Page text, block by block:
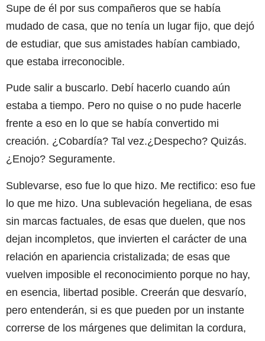
Supe de él por sus compañeros que se había
mudado de casa, que no tenía un lugar fijo, que dejó
de estudiar, que sus amistades habían cambiado,
que estaba irreconocible.
Pude salir a buscarlo. Debí hacerlo cuando aún
estaba a tiempo. Pero no quise o no pude hacerle
frente a eso en lo que se había convertido mi
creación. ¿Cobardía? Tal vez.¿Despecho? Quizás.
¿Enojo? Seguramente.
Sublevarse, eso fue lo que hizo. Me rectifico: eso fue
lo que me hizo. Una sublevación hegeliana, de esas
sin marcas factuales, de esas que duelen, que nos
dejan incompletos, que invierten el carácter de una
relación en apariencia cristalizada; de esas que
vuelven imposible el reconocimiento porque no hay,
en esencia, libertad posible. Creerán que desvarío,
pero entenderán, si es que pueden por un instante
correrse de los márgenes que delimitan la cordura,